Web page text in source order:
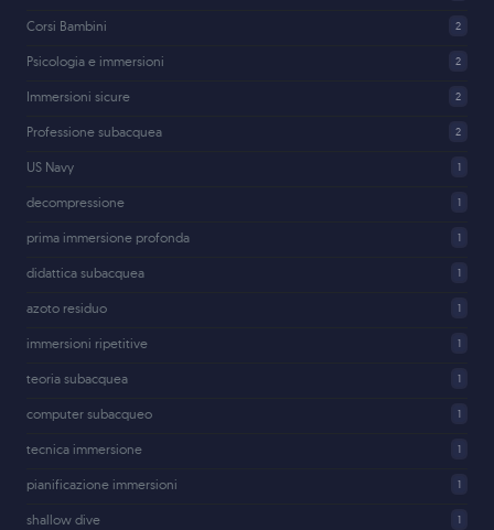
Corsi Bambini 2
Psicologia e immersioni 2
Immersioni sicure 2
Professione subacquea 2
US Navy 1
decompressione 1
prima immersione profonda 1
didattica subacquea 1
azoto residuo 1
immersioni ripetitive 1
teoria subacquea 1
computer subacqueo 1
tecnica immersione 1
pianificazione immersioni 1
shallow dive 1